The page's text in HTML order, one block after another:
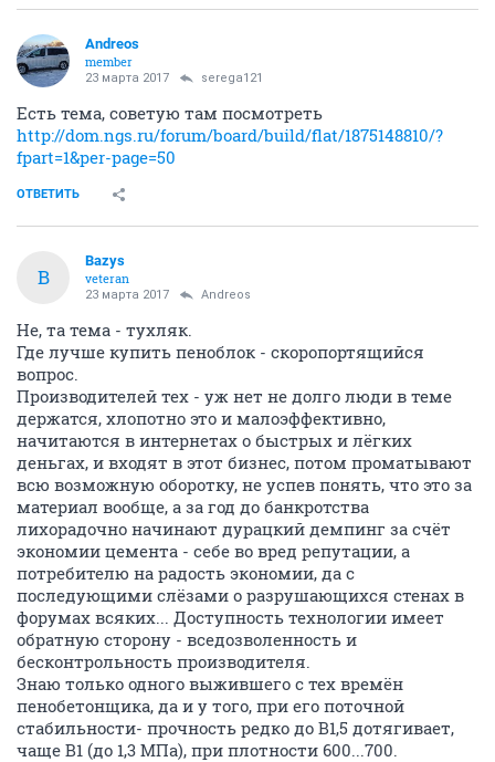
Andreos
member
23 марта 2017 serega121
Есть тема, советую там посмотреть
http://dom.ngs.ru/forum/board/build/flat/1875148810/?
fpart=1&per-page=50
ОТВЕТИТЬ
B
Bazys
veteran
23 марта 2017 Andreos
Не, та тема - тухляк.
Где лучше купить пеноблок - скоропортящийся
вопрос.
Производителей тех - уж нет не долго люди в теме
держатся, хлопотно это и малоэффективно,
начитаются в интернетах о быстрых и лёгких
деньгах, и входят в этот бизнес, потом проматывают
всю возможную оборотку, не успев понять, что это за
материал вообще, а за год до банкротства
лихорадочно начинают дурацкий демпинг за счёт
экономии цемента - себе во вред репутации, а
потребителю на радость экономии, да с
последующими слёзами о разрушающихся стенах в
форумах всяких... Доступность технологии имеет
обратную сторону - вседозволенность и
бесконтрольность производителя.
Знаю только одного выжившего с тех времён
пенобетонщика, да и у того, при его поточной
стабильности- прочность редко до В1,5 дотягивает,
чаще В1 (до 1,3 МПа), при плотности 600...700.